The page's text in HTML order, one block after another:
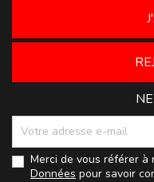
Merci de vous référer à
Données pour savoir